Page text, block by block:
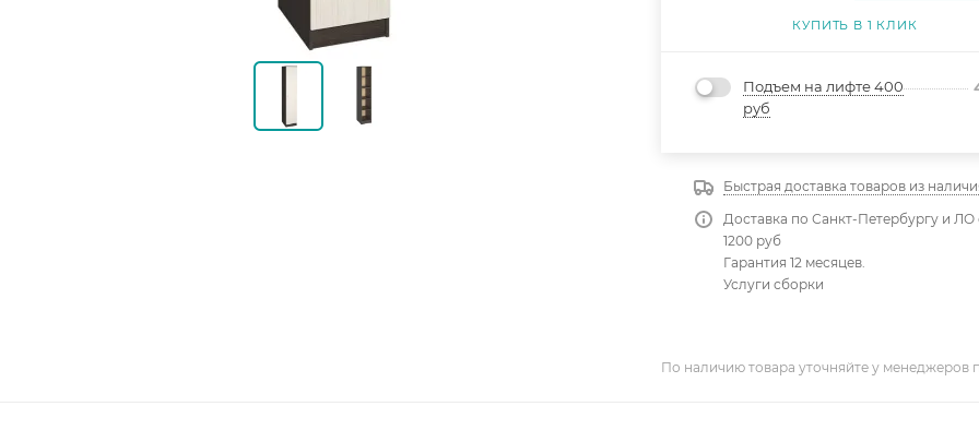
КУПИТЬ В 1 КЛИК
Подъем на лифте 400
руб
Быстрая доставка товаров из
Доставка по Санкт-Петербургу и ЛО
1200 руб
Гарантия 12 месяцев.
Услуги сборки
По наличию товара уточняйте у менеджеров